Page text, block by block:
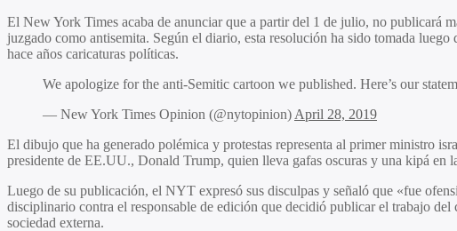
El New York Times acaba de anunciar que a partir del 1 de julio, no publicará
juzgado como antisemita. Según el diario, esta resolución ha sido tomada
hace años caricaturas políticas.
We apologize for the anti-Semitic cartoon we published. Here’s our
— New York Times Opinion (@nytopinion) April 28, 2019
El dibujo que ha generado polémica y protestas representa al primer ministro
presidente de EE.UU., Donald Trump, quien lleva gafas oscuras y una kipá en
Luego de su publicación, el NYT expresó sus disculpas y señaló que «fue
disciplinario contra el responsable de edición que decidió publicar el trabajo
sociedad externa.